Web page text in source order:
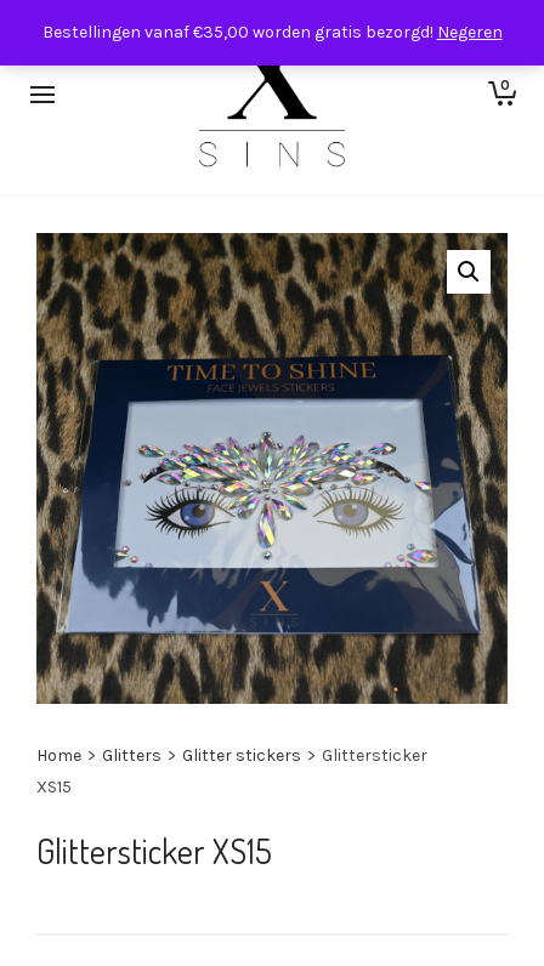
Bestellingen vanaf €35,00 worden gratis bezorgd! Negeren
0
Home > Glitters > Glitter stickers > Glittersticker
XS15
Glittersticker XS15